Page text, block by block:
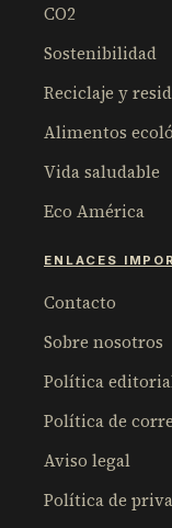
CO2
Sostenibilidad
Reciclaje y
Alimentos
Vida saludable
Eco América
ENLACES
Contacto
Sobre nosotros
Política
Política de
Aviso legal
Política de